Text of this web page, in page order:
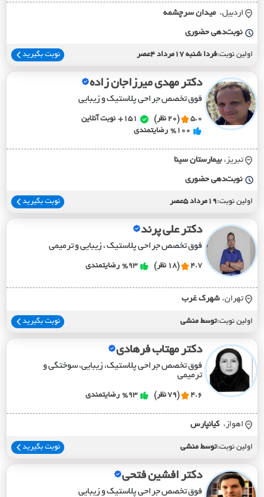
اردبیل، ميدان سرچشمه
نوبت‌دهی حضوری
اولین نوبت:فردا شنبه 17مرداد 4عصر نوبت بگیرید
دکتر مهدی میرزاجان زاده
فوق تخصص جراحی پلاستیک و زیبایی
5.0 (20 نظر) 151+
نوبت آنلاین
%100 رضایتمندی
تبریز، بيمارستان سينا
نوبت‌دهی حضوری
اولین نوبت:19مرداد 5عصر نوبت بگیرید
دکتر علی پرند
فوق تخصص جراحی پلاستیک ، زیبایی و ترمیمی
4.7 (18 نظر) %93 رضایتمندی
تهران، شهرک غرب
اولین نوبت:توسط منشی نوبت بگیرید
دکتر مهتاب فرهادی
فوق تخصص جراحی پلاستیک، زیبایی، سوختگی و
ترمیمی
4.6 (79 نظر) %93 رضایتمندی
اهواز، کيانپارس
اولین نوبت:توسط منشی نوبت بگیرید
دکتر افشین فتحی
فوق تخصص جراحی پلاستیک و زیبایی